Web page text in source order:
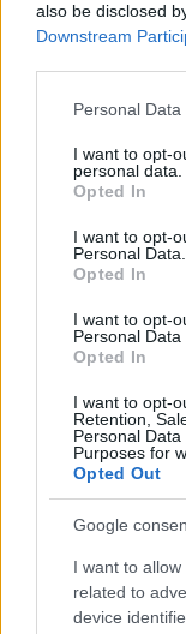
also be disclosed
Downstream
Please note that
not limited to your
grant or deny
use your data for
consent section.
Personal
I want to opt-
personal data.
Opted In
I want to opt-
Personal Data.
Opted In
I want to opt-
Personal
Opted In
I want to opt-
Retention,
Personal
Purposes for
Opted Out
Google
I want to
related to
device
A művészek az
Szigligeti
költemény
többek között Erkel
érintőképernyők
installációk mutatják
A tárlat
az OSZK-
otthonra
Szintén az V.
újragondolt és